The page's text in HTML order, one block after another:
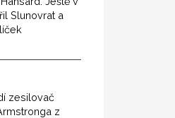
Slunovrat a
zesilovač
z